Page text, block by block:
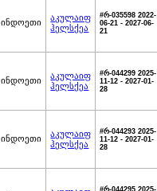
ინდოეთი
აკულაიფ
ჰელსქეა
#რ-035598 2022-
06-21 - 2027-06-
21
ინდოეთი
აკულაიფ
ჰელსქეა
#რ-044299 2025-
11-12 - 2027-01-
28
ინდოეთი
აკულაიფ
ჰელსქეა
#რ-044293 2025-
11-12 - 2027-01-
28